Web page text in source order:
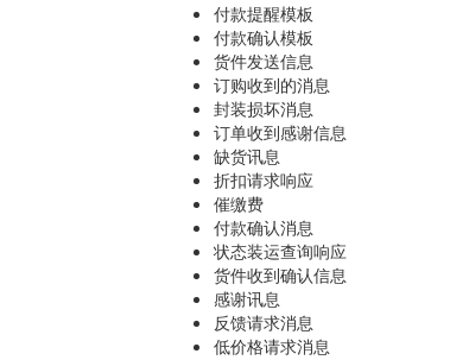
付款提醒模板
付款确认模板
货件发送信息
订购收到的消息
封装损坏消息
订单收到感谢信息
缺货讯息
折扣请求响应
催缴费
付款确认消息
状态装运查询响应
货件收到确认信息
感谢讯息
反馈请求消息
低价格请求消息